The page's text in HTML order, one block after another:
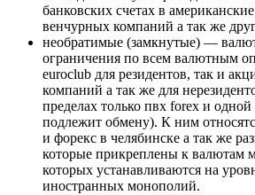
банковских счетах в
венчурных компаний а так же
необратимые (замкнутые) —
ограничения по всем валютным
euroclub для резидентов, так и
компаний а так же для
пределах только пвх forex и
подлежит обмену). К ним
и форекс в челябинске а так же
которые прикреплены к валютам
которых устанавливаются на
иностранных монополий.